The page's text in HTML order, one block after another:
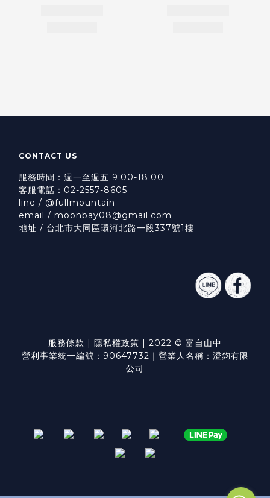
CONTACT US
服務時間：週一至週五 9:00-18:00
客服電話：02-2557-8605
line / @fullmountain
email / moonbay08@gmail.com
地址 / 台北市大同區環河北路一段337號1樓
服務條款 | 隱私權政策 | 2022 © 富自山中
營利事業統一編號：90647732｜營業人名稱：澄鈞有限
公司